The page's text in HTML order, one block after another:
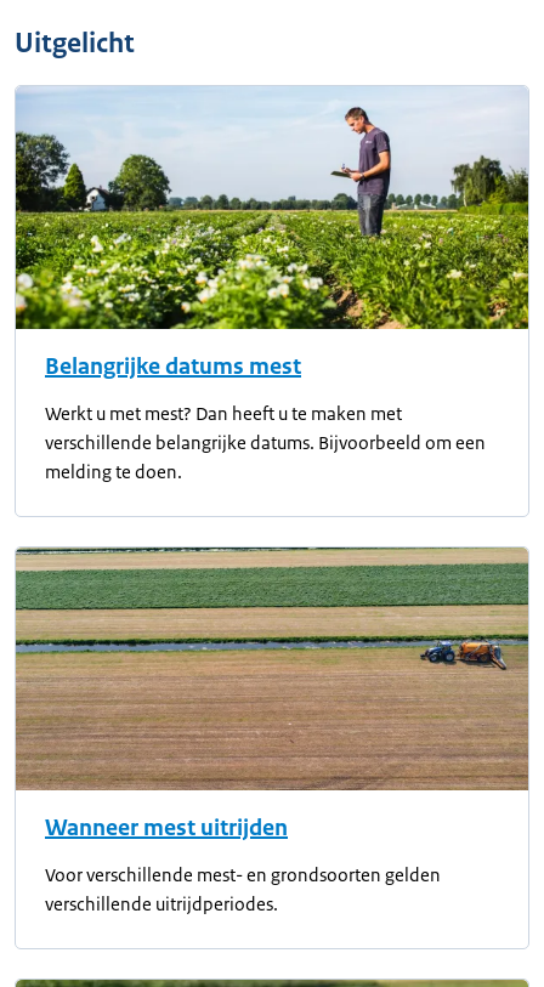
Uitgelicht
Belangrijke datums mest
Werkt u met mest? Dan heeft u te maken met
verschillende belangrijke datums. Bijvoorbeeld om een
melding te doen.
Wanneer mest uitrijden
Voor verschillende mest- en grondsoorten gelden
verschillende uitrijdperiodes.